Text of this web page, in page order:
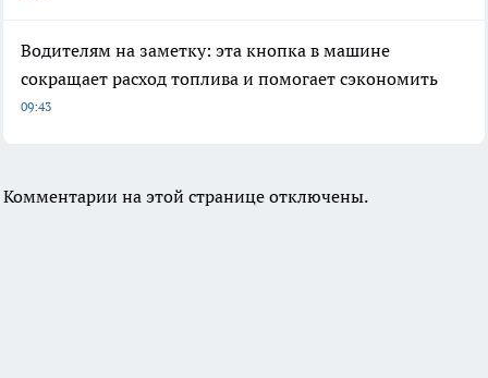
Водителям на заметку: эта кнопка в машине
сокращает расход топлива и помогает сэкономить
09:43
Комментарии на этой странице отключены.